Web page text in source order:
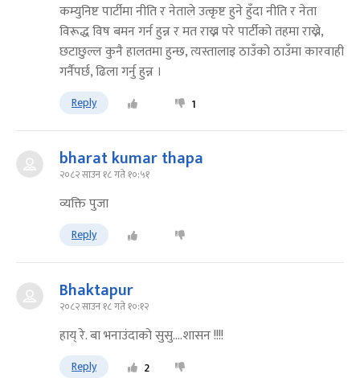
कम्युनिष्ट पार्टीमा नीति र नेताले उत्कृष्ट हुने हुँदा नीति र नेता
विरूद्ध विष बमन गर्न हुन्न र मत राख्न परे पार्टीको तहमा राख्ने,
छटाछुल्ल कुनै हालतमा हुन्छ, त्यस्तालाइ ठाउँको ठाउँमा कारवाही
गर्नैपर्छ, ढिला गर्नु हुन्न ।
Reply 1
bharat kumar thapa
२०८२ साउन १८ गते १०:५१
व्यक्ति पुजा
Reply
Bhaktapur
२०८२ साउन १८ गते १०:१२
हाय् रे. बा भनाउंदाको सुसु....शासन !!!!
Reply 2